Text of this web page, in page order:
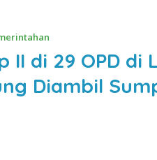
II di 29 OPD
Diambil